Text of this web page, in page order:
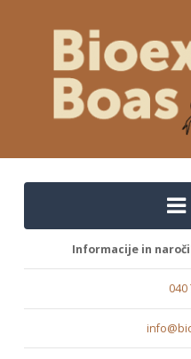
Informacije in
040